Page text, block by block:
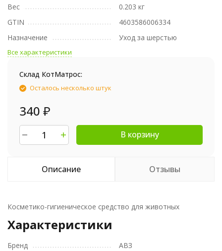
Вес
0.203 кг
GTIN
4603586006334
Назначение
Уход за шерстью
Все характеристики
Склад КотМатрос:
Осталось несколько штук
340 ₽
В корзину
Описание Отзывы
Косметико-гигиеническое средство для животных
Характеристики
Бренд
АВЗ